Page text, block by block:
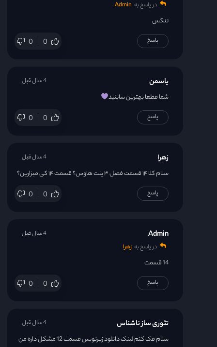
در پاسخ به Admin
تنکس
0 0 پاسخ
یاسمن
شما قطعا بهترین سایتید
0 0
4 سال قبل
پاسخ
زهرا
سلام کلا ۱۴ قسمت فصل ۳ پنت هاوس؟ قسمت ۱۴ کی میزارین؟
0 0
4 سال قبل
پاسخ
Admin
در پاسخ به زهرا
14 قسمت
0 0
4 سال قبل
پاسخ
تئوری ساز ناشناس
سلام فک کنم لینک دانلود زیرنویس قسمت 12 مشکل داره من
4 سال قبل